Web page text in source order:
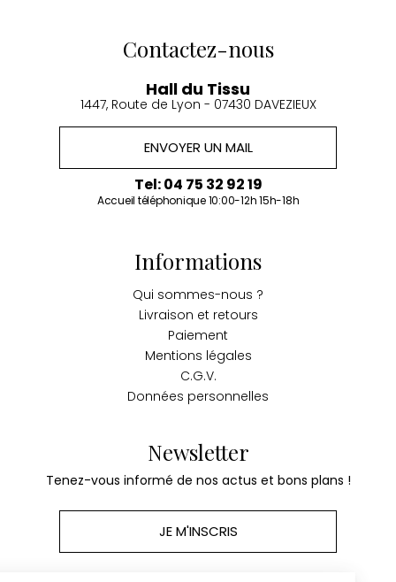
Continuer sans accepter
Contactez-nous
Hall du Tissu
1447, Route de Lyon - 07430 DAVEZIEUX
ENVOYER UN MAIL
Tel: 04 75 32 92 19
Accueil téléphonique 10:00-12h 15h-18h
Informations
Qui sommes-nous ?
Livraison et retours
Paiement
Mentions légales
C.G.V.
Données personnelles
Newsletter
Tenez-vous informé de nos actus et bons plans !
JE M'INSCRIS